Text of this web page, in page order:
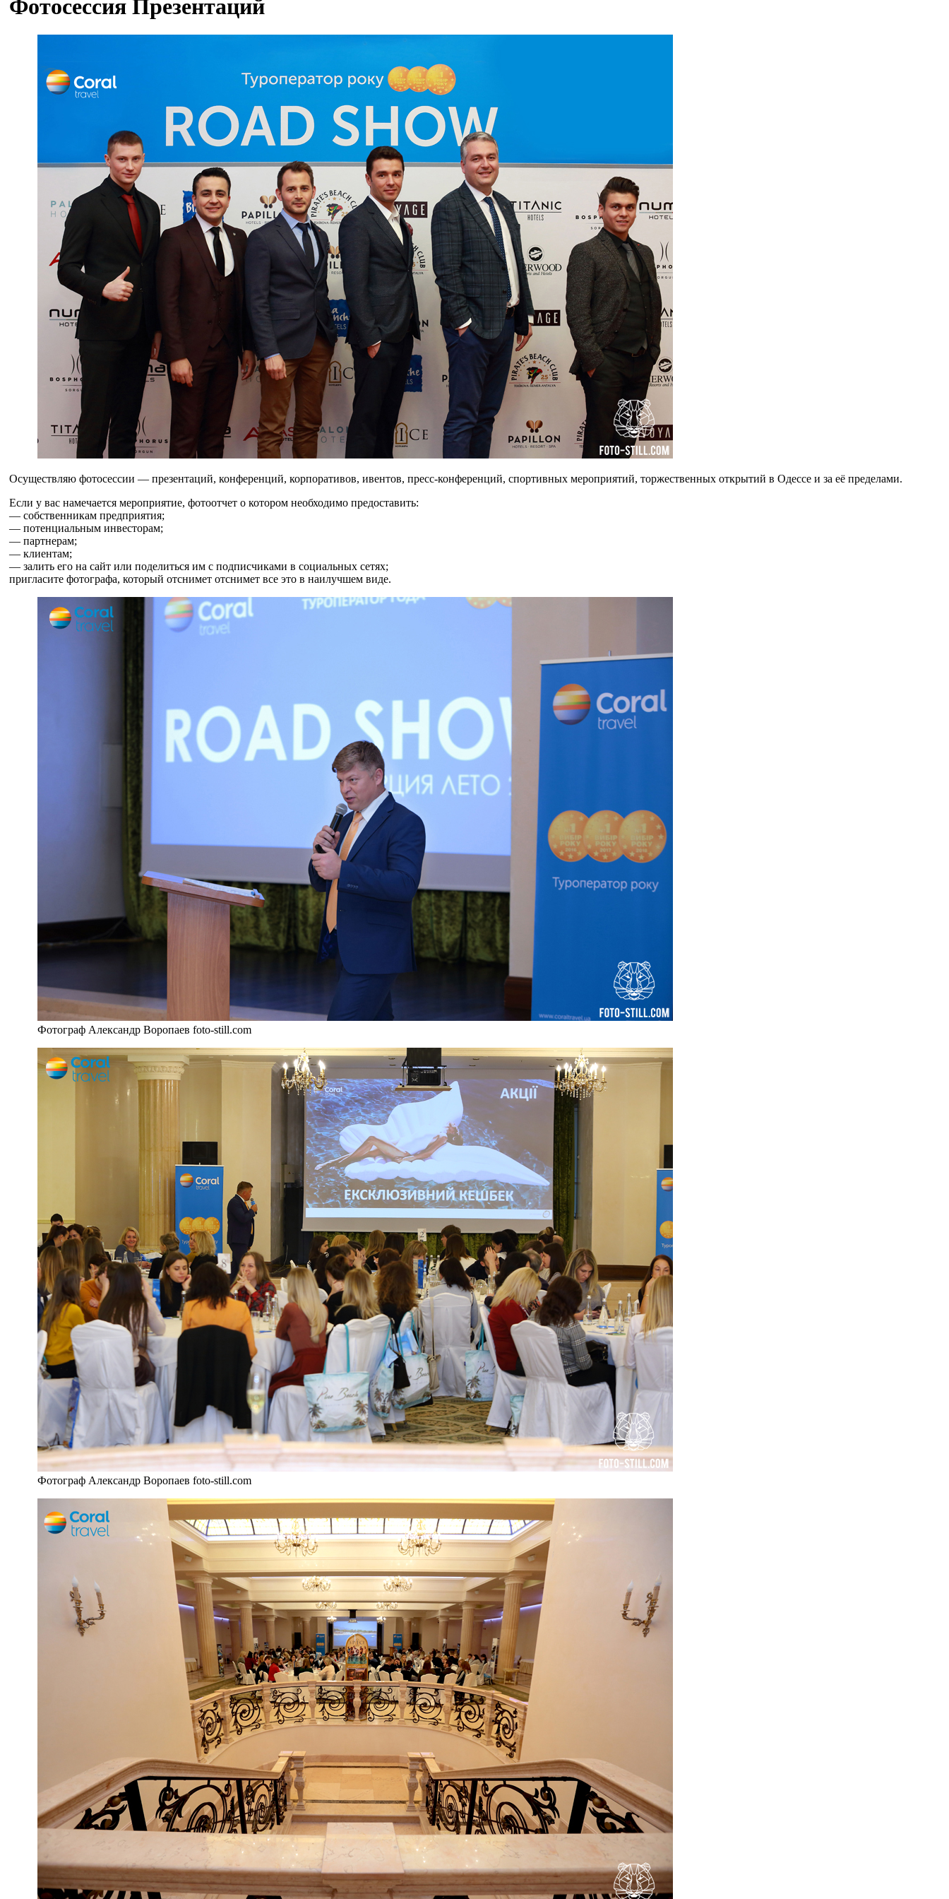
Фотосессия Презентаций
Осуществляю фотосессии — презентаций, конференций, корпоративов, ивентов, пресс-конференций, спортивных мероприятий, торжественных открытий в Одессе и за её пределами.
Если у вас намечается мероприятие, фотоотчет о котором необходимо предоставить:
— собственникам предприятия;
— потенциальным инвесторам;
— партнерам;
— клиентам;
— залить его на сайт или поделиться им с подписчиками в социальных сетях;
пригласите фотографа, который отснимет отснимет все это в наилучшем виде.
Фотограф Александр Воропаев foto-still.com
Фотограф Александр Воропаев foto-still.com